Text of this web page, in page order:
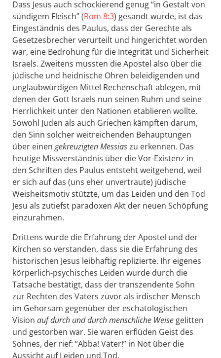
Dass Jesus auch schockierend genug “in Gestalt von
sündigem Fleisch” (Rom 8:3) gesandt wurde, ist das
Eingeständnis des Paulus, dass der Gerechte als
Gesetzesbrecher verurteilt und hingerichtet worden
war, eine Bedrohung für die Integrität und Sicherheit
Israels. Zweitens mussten die Apostel also über die
jüdische und heidnische Ohren beleidigenden und
unglaubwürdigen Mittel Rechenschaft ablegen, mit
denen der Gott Israels nun seinen Ruhm und seine
Herrlichkeit unter den Nationen etablieren wollte.
Sowohl Juden als auch Griechen kämpften darum,
den Sinn solcher weitreichenden Behauptungen
über einen gekreuzigten Messiaszu erkennen. Das
heutige Missverständnis über die Vor-Existenz in
den Schriften des Paulus entsteht weitgehend, weil
er sich auf das (uns eher unvertraute) jüdische
Weisheitsmotiv stützte, um das Leiden und den Tod
Jesu als zutiefst paradoxen Akt der neuen Schöpfung
einzurahmen.
Drittens wurde die Erfahrung der Apostel und der
Kirchen so verstanden, dass sie die Erfahrung des
historischen Jesus leibhaftig replizierte. Ihr eigenes
körperlich-psychisches Leiden wurde durch die
Tatsache bestätigt, dass der transzendente Sohn
zur Rechten des Vaters zuvor als irdischer Mensch
im Gehorsam gegenüber der eschatologischen
Vision auf durch und durch menschliche Weise gelitten
und gestorben war. Sie waren erflüden Geist des
Sohnes, der rief: “Abba! Vater!” in Not über die
Aussicht auf Leiden und Tod.